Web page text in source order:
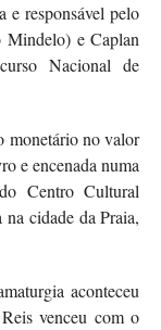
e responsável pelo
Mindelo) e Caplan
Nacional de
monetário no valor
e encenada numa
Centro Cultural
cidade da Praia,
aconteceu
venceu com o